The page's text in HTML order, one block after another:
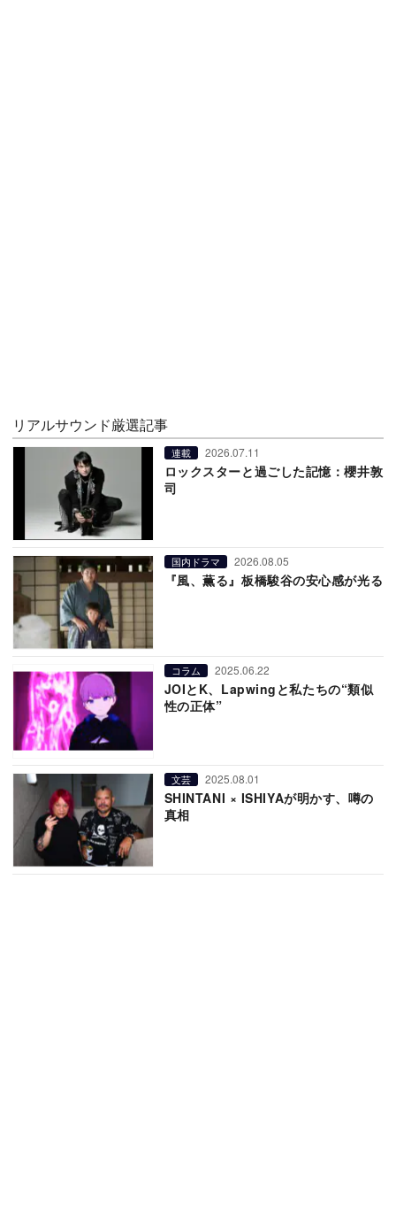
リアルサウンド厳選記事
連載 2026.07.11
ロックスターと過ごした記憶：櫻井敦
司
国内ドラマ 2026.08.05
『風、薫る』板橋駿谷の安心感が光る
コラム 2025.06.22
JOIとK、Lapwingと私たちの“類似
性の正体”
文芸 2025.08.01
SHINTANI × ISHIYAが明かす、噂の
真相